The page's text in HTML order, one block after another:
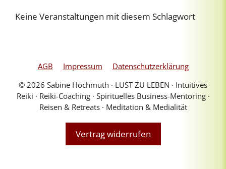
Keine Veranstaltungen mit diesem Schlagwort
AGB Impressum
Datenschutzerklärung
© 2026 Sabine Hochmuth ∙ LUST ZU LEBEN ∙ Intuitives
Reiki ∙ Reiki-Coaching ∙ Spirituelles Business-Mentoring ∙
Reisen & Retreats ∙ Meditation & Medialität
Vertrag widerrufen